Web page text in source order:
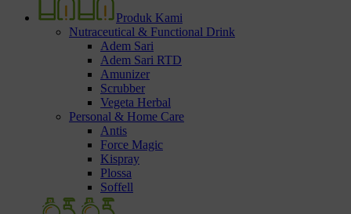
Produk Kami
Nutraceutical & Functional Drink
Adem Sari
Adem Sari RTD
Amunizer
Scrubber
Vegeta Herbal
Personal & Home Care
Antis
Force Magic
Kispray
Plossa
Soffell